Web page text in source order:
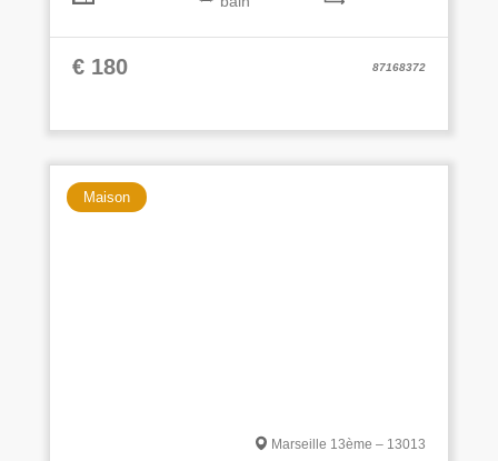
€ 180 87168372
Maison
Marseille 13ème – 13013